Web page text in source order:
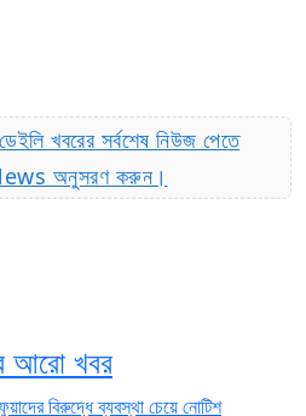
ডেইলি খবরের সর্বশেষ নিউজ পেতে
অনুসরণ করুন।
আরো খবর